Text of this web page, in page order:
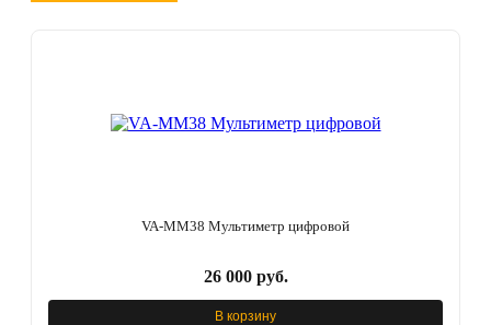
VA-MM38 Мультиметр цифровой
26 000 руб.
В корзину